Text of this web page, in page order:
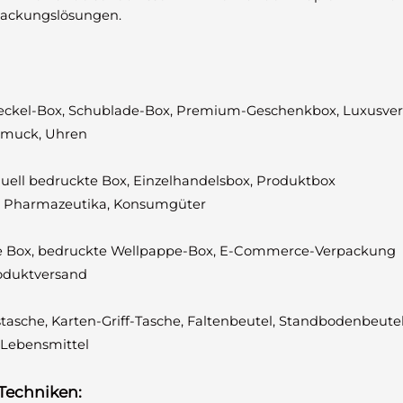
Box, Schublade-Box, Premium-Geschenkbox,
Uhren
bedruckte Box, Einzelhandelsbox, Produktbox
Pharmazeutika, Konsumgüter
Box, bedruckte Wellpappe-Box, E-Commerce-Verpackung
Karten-Griff-Tasche, Faltenbeutel,
Lebensmittel